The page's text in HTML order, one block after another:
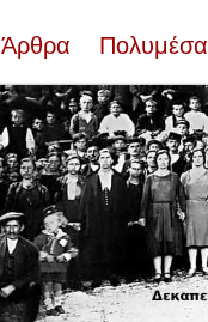
Άρθρα Πολυμέσα